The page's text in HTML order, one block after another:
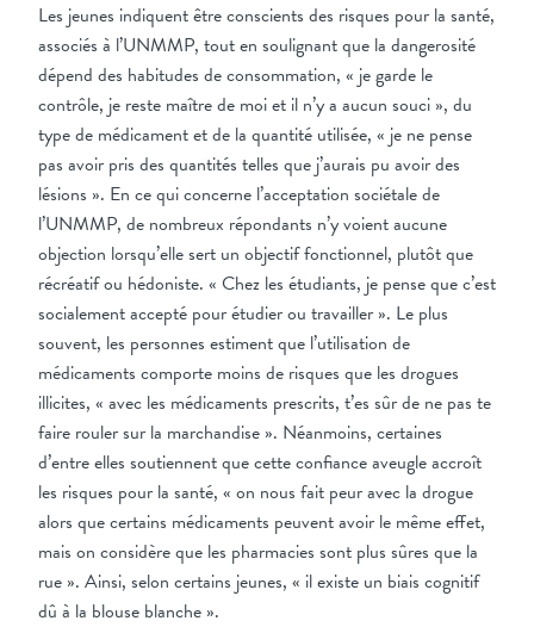
Les jeunes indiquent être conscients des risques pour la santé,
associés à l’UNMMP, tout en soulignant que la dangerosité
dépend des habitudes de consommation, « je garde le
contrôle, je reste maître de moi et il n’y a aucun souci », du
type de médicament et de la quantité utilisée, « je ne pense
pas avoir pris des quantités telles que j’aurais pu avoir des
lésions ». En ce qui concerne l’acceptation sociétale de
l’UNMMP, de nombreux répondants n’y voient aucune
objection lorsqu’elle sert un objectif fonctionnel, plutôt que
récréatif ou hédoniste. « Chez les étudiants, je pense que c’est
socialement accepté pour étudier ou travailler ». Le plus
souvent, les personnes estiment que l’utilisation de
médicaments comporte moins de risques que les drogues
illicites, « avec les médicaments prescrits, t’es sûr de ne pas te
faire rouler sur la marchandise ». Néanmoins, certaines
d’entre elles soutiennent que cette confiance aveugle accroît
les risques pour la santé, « on nous fait peur avec la drogue
alors que certains médicaments peuvent avoir le même effet,
mais on considère que les pharmacies sont plus sûres que la
rue ». Ainsi, selon certains jeunes, « il existe un biais cognitif
dû à la blouse blanche ».